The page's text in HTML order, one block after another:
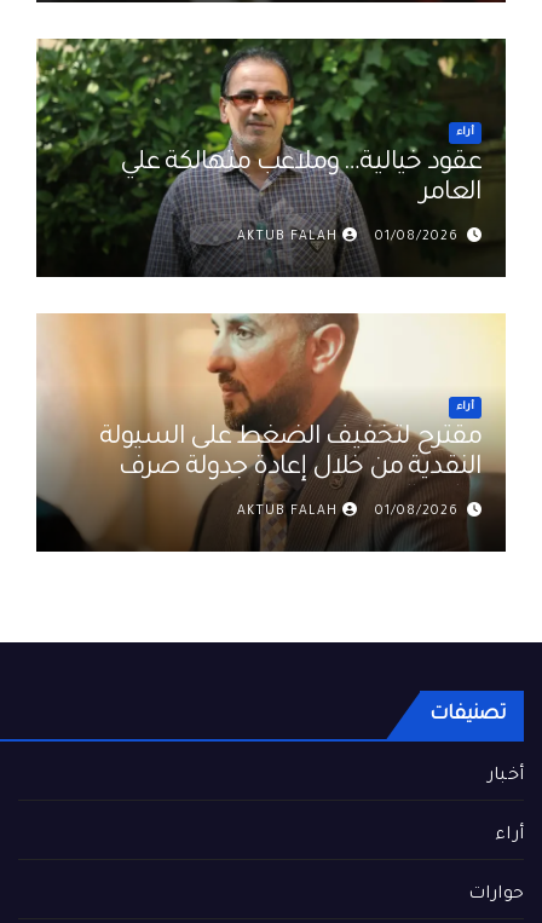
أراء
عقود خيالية… وملاعب متهالكة علي
العامر
01/08/2026
AKTUB FALAH
أراء
مقترح لتخفيف الضغط على السيولة
النقدية من خلال إعادة جدولة صرف
رواتب الموظفين في العراق د. عمر
حميد
01/08/2026
AKTUB FALAH
تصنيفات
أخبار
أراء
حوارات